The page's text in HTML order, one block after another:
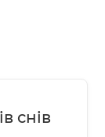
снів